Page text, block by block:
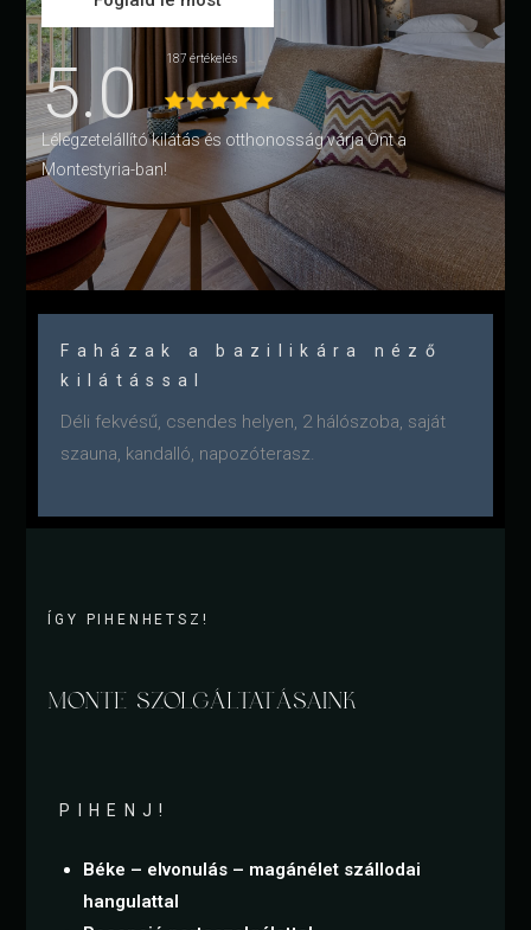
5.0 187 értékelés
Lélegzetelállító kilátás és otthonosság várja Önt a
Montestyria-ban!
Faházak a bazilikára néző
kilátással
Déli fekvésű, csendes helyen, 2 hálószoba, saját
szauna, kandalló, napozóterasz.
ÍGY PIHENHETSZ!
MONTE SZOLGÁLTATÁSAINK
PIHENJ!
Béke – elvonulás – magánélet szállodai
hangulattal